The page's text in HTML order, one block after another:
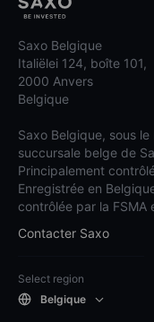
Saxo Belgique
Italiëlei 124, boîte 101,
2000 Anvers
Belgique
Saxo Belgique, sous
succursale belge de
Principalement
Enregistrée en
contrôlée par la FSMA
Contacter Saxo
Select region
Belgique